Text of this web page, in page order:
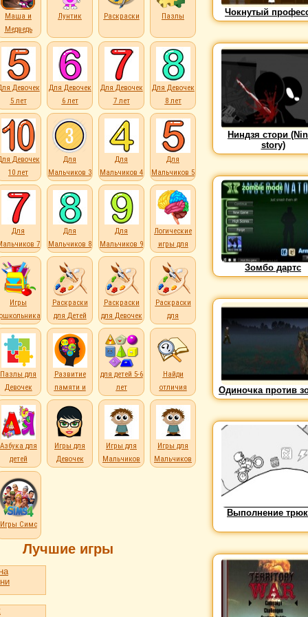
Маша и
Медведь
Лунтик Раскраски Пазлы
Девочек
5 лет
Для Девочек
6 лет
Для Девочек
7 лет
Для Девочек
8 лет
Девочек
10 лет
Для
Мальчиков 3
лет
Для
Мальчиков 4
лет
Для
Мальчиков 5
лет
Для
7
лет
Для
Мальчиков 8
лет
Для
Мальчиков 9
лет
Логические
игры для
детей
Игры
Раскраски
для Детей
Раскраски
для Девочек
Раскраски
для
Мальчиков
Пазлы для
Девочек
Развитие
памяти и
внимания
для детей 5-6
лет
Найди
отличия
Азбука для
детей
Игры для
Девочек
Игры для
Мальчиков
Игры для
Мальчиков
Игры Симс
Лучшие игры
Чокнутый
Ниндзя стори
story)
Зомбо дартс
Одиночка против
Выполнение